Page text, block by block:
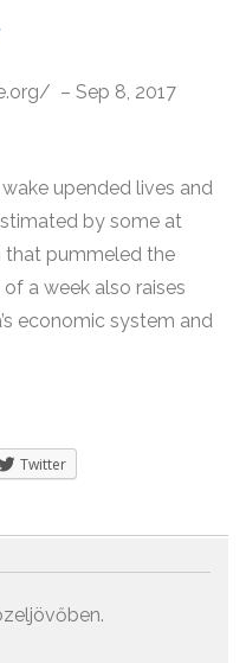
– Sep 8, 2017
upended lives and
by some at
that pummeled the
a week also raises
economic system and
Twitter